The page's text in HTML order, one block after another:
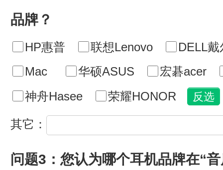
品牌？
HP惠普 联想Lenovo
DELL戴
Mac
华硕ASUS
宏碁acer
神舟Hasee
荣耀HONOR
其它：
问题3：您认为哪个耳机品牌在“